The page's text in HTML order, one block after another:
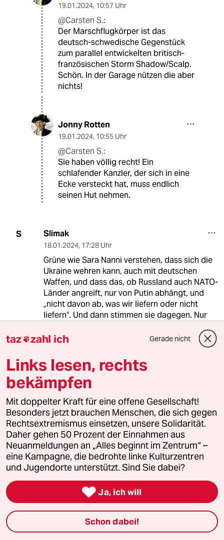
19.01.2024, 10:57 Uhr
@Carsten S.:
Der Marschflugkörper ist das
deutsch-schwedische Gegenstück
zum parallel entwickelten britisch-
französischen Storm Shadow/Scalp.
Schön. In der Garage nützen die aber
nichts!
Jonny Rotten
19.01.2024, 10:55 Uhr
@Carsten S.:
Sie haben völlig recht! Ein
schlafender Kanzler, der sich in eine
Ecke versteckt hat, muss endlich
seinen Hut nehmen.
S Slimak
18.01.2024, 17:28 Uhr
Grüne wie Sara Nanni verstehen, dass sich die
Ukraine wehren kann, auch mit deutschen
Waffen, und dass das, ob Russland auch NATO-
Länder angreift, nur von Putin abhängt, und
„nicht davon ab, was wir liefern oder nicht
liefern“. Und dann stimmen sie dagegen. Nur
BRD warten? Bis Russland Baltische Staaten
Westen marschiert?
P Philippo1000
18.01.2024,14:45 Uhr
Da muss Meckermerzi die Ampelparteien ja für
besonders doof gehalten haben, dass Sie in
diese Falle tappen und sich von der CDU
zerlegen lassen.
Deutlich steht am Ende nur einer dumm da:
Ich bin, nach wie vor, gegen Taurus
Lieferungen.
taz zahl ich Gerade nicht
Links lesen, rechts
bekämpfen
Mit doppelter Kraft für eine offene Gesellschaft!
Besonders jetzt brauchen Menschen, die sich gegen
Rechtsextremismus einsetzen, unsere Solidarität.
Daher gehen 50 Prozent der Einnahmen aus
Neuanmeldungen an „Alles beginnt im Zentrum“ –
eine Kampagne, die bedrohte linke Kulturzentren
und Jugendorte unterstützt. Sind Sie dabei?
 Ja, ich will
Schon dabei!